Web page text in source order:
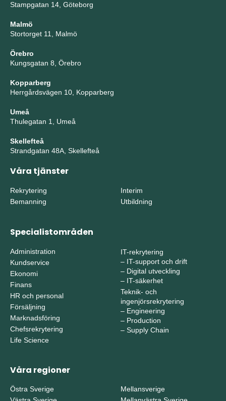
Stampgatan 14, Göteborg
Malmö
Stortorget 11, Malmö
Örebro
Kungsgatan 8, Örebro
Kopparberg
Herrgårdsvägen 10, Kopparberg
Umeå
Thulegatan 1, Umeå
Skellefteå
Strandgatan 48A, Skellefteå
Våra tjänster
Rekrytering
Bemanning
Interim
Utbildning
Specialistområden
Administration
Kundservice
Ekonomi
Finans
HR och personal
Försäljning
Marknadsföring
Chefsrekrytering
Life Science
IT-rekrytering
– IT-support och drift
– Digital utveckling
– IT-säkerhet
Teknik- och
ingenjörsrekrytering
– Engineering
– Production
– Supply Chain
Våra regioner
Östra Sverige
Mellansverige